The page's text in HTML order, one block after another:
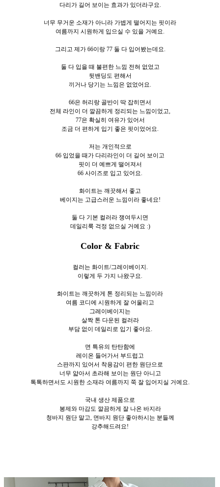
다리가 길어 보이는 효과가 있더라구요.
너무 무거운 소재가 아니라 가볍게 떨어지는 핏이라
여름까지 시원하게 입으실 수 있을 거예요.
그리고 제가 66이랑 77 둘 다 입어봤는데요.
둘 다 입을 때 불편한 느낌 전혀 없었고
뒷밴딩도 편해서
끼거나 당기는 느낌은 없었어요.
66은 허리랑 골반이 딱 잡히면서
전체 라인이 더 깔끔하게 정리되는 느낌이었고,
77은 확실히 여유가 있어서
조금 더 편하게 입기 좋은 핏이었어요.
저는 개인적으로
66 입었을 때가 다리라인이 더 길어 보이고
핏이 더 예쁘게 떨어져서
66 사이즈로 입고 있어요.
화이트는 깨끗해서 좋고
베이지는 고급스러운 느낌이라 좋네요!
둘 다 기본 컬러라 쟁여두시면
데일리룩 걱정 없으실 거예요 :)
Color & Fabric
컬러는 화이트/그레이베이지.
이렇게 두 가지 나왔구요.
화이트는 깨끗하게 톤 정리되는 느낌이라
여름 코디에 시원하게 잘 어울리고
그레이베이지는
살짝 톤 다운된 컬러라
부담 없이 데일리로 입기 좋아요.
면 특유의 탄탄함에
레이온 들어가서 부드럽고
스판까지 있어서 착용감이 편한 원단으로
너무 얇아서 초라해 보이는 원단 아니고
톡톡하면서도 시원한 소재라 여름까지 쭉 잘 입어지실 거예요.
국내 생산 제품으로
봉제와 마감도 깔끔하게 잘 나온 바지라
청바지 원단 말고, 면바지 원단 좋아하시는 분들께
강추해드려요!